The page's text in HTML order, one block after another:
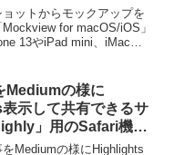
iPad mini、iMac、
(2021)の3Dモック
をサポート。
ットからモックアップを
for macOS/iOS」
13やiPad mini、iMac、
Mediumの様に
示して共有できるサ
」用のSafari機能
ース。
Mediumの様にHighlights